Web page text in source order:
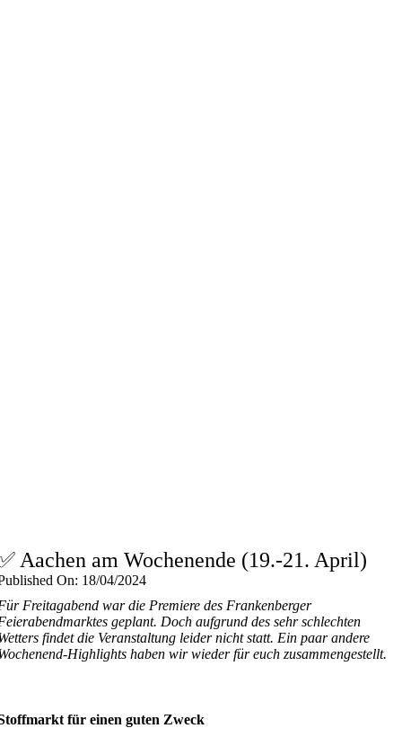
Aachen am Wochenende (19.-21. April)
On: 18/04/2024
Freitagabend war die Premiere des Frankenberger
geplant. Doch aufgrund des sehr schlechten
findet die Veranstaltung leider nicht statt. Ein paar andere
Highlights haben wir wieder für euch zusammengestellt.
für einen guten Zweck